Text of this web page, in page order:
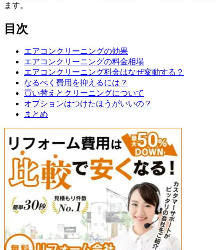
ます。
目次
エアコンクリーニングの効果
エアコンクリーニングの料金相場
エアコンクリーニング料金はなぜ変動する？
なるべく費用を抑えるには？
買い替えとクリーニングについて
オプションはつけたほうがいいの？
まとめ